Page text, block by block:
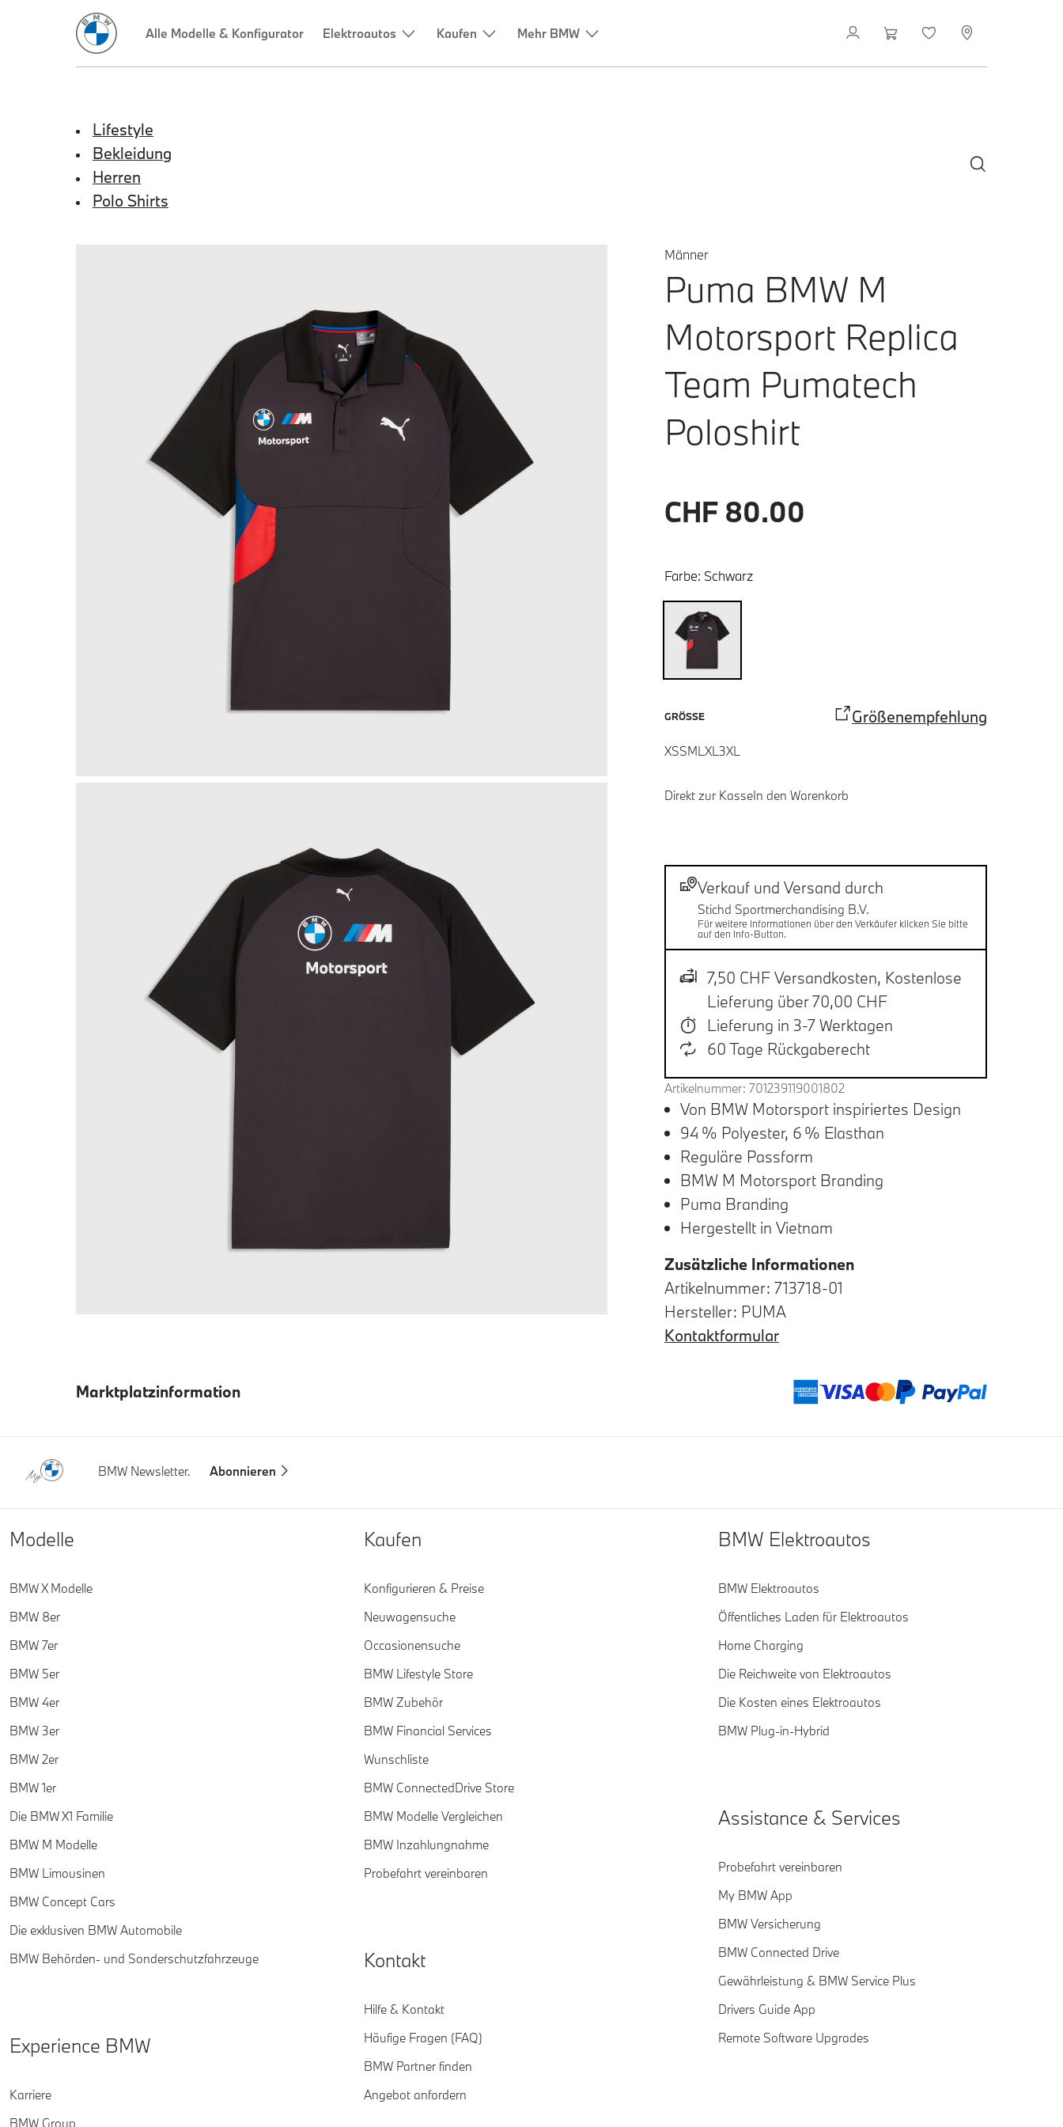
Lifestyle
Bekleidung
Herren
Polo Shirts
Männer
Puma BMW M
Motorsport Replica
Team Pumatech
Poloshirt
CHF 80.00
Farbe: Schwarz
GRÖSSE Größenempfehlung
XSSMLXL3XL
Direkt zur KasseIn den Warenkorb
Fußnoten
Versand
Verkauf und Versand durch
Stichd Sportmerchandising B.V.
Für weitere Informationen über den Verkäufer klicken Sie bitte
auf den Info-Button.
7,50 CHF Versandkosten, Kostenlose
Lieferung über 70,00 CHF
Lieferung in 3-7 Werktagen
60 Tage Rückgaberecht
Artikelnummer: 701239119001802
Von BMW Motorsport inspiriertes Design
94 % Polyester, 6 % Elasthan
Reguläre Passform
BMW M Motorsport Branding
Puma Branding
Hergestellt in Vietnam
Zusätzliche Informationen
Artikelnummer: 713718-01
Hersteller: PUMA
Kontaktformular
Marktplatzinformation